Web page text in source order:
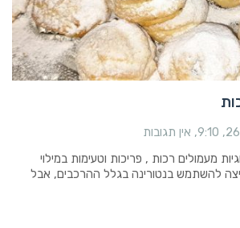
9:10 אין תגובות
מעמולים רכות , פריכות וטעימות במילוי
להשתמש בנטורינה בגלל ההרכבים, אבל